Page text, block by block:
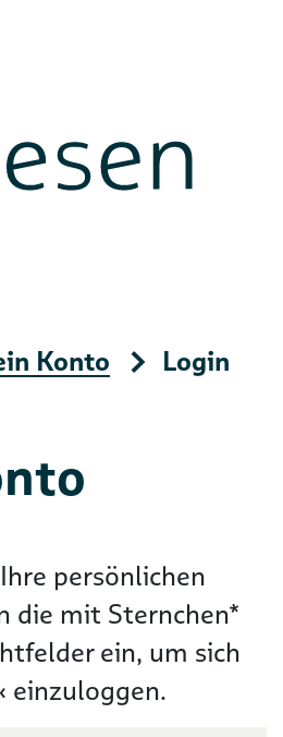
Konto Login
persönlichen
die mit Sternchen*
ein, um sich
einzuloggen.